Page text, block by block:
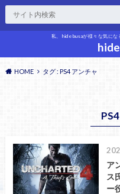
私、hidebusaが様々な気にな
HOME タグ : PS4 アンチャ
ア
ス
ー